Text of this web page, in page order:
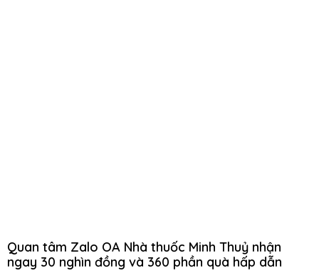
Quan tâm Zalo OA Nhà thuốc Minh Thuỷ nhận
ngay 30 nghìn đồng và 360 phần quà hấp dẫn